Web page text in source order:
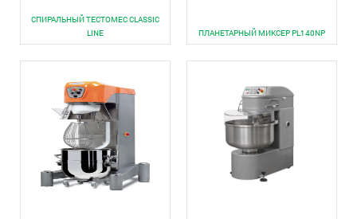
СПИРАЛЬНЫЙ ТЕСТОМЕС CLASSIC
LINE
ПЛАНЕТАРНЫЙ МИКСЕР PL140NP